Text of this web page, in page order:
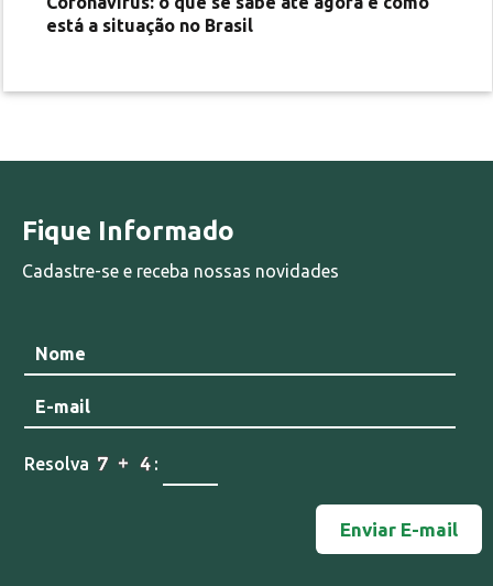
está a situação no Brasil
Fique Informado
Cadastre-se e receba nossas novidades
Resolva :